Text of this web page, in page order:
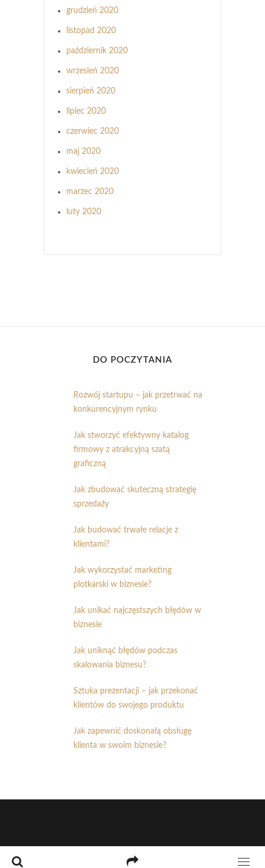
grudzień 2020
listopad 2020
październik 2020
wrzesień 2020
sierpień 2020
lipiec 2020
czerwiec 2020
maj 2020
kwiecień 2020
marzec 2020
luty 2020
DO POCZYTANIA
Rozwój startupu – jak przetrwać na
konkurencyjnym rynku
Jak stworzyć efektywny katalog
firmowy z atrakcyjną szatą
graficzną
Jak zbudować skuteczną strategię
sprzedaży
Jak budować trwałe relacje z
klientami?
Jak wykorzystać marketing
plotkarski w biznesie?
Jak unikać najczęstszych błędów w
biznesie
Jak uniknąć błędów podczas
skalowania biznesu?
Sztuka prezentacji – jak przekonać
klientów do swojego produktu
Jak zapewnić doskonałą obsługę
klienta w swoim biznesie?